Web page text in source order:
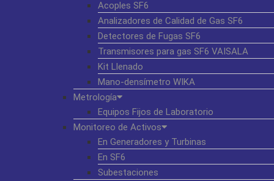
Acoples SF6
Analizadores de Calidad de Gas SF6
Detectores de Fugas SF6
Transmisores para gas SF6 VAISALA
Kit Llenado
Mano-densímetro WIKA
Metrología
Equipos Fijos de Laboratorio
Monitoreo de Activos
En Generadores y Turbinas
En SF6
Subestaciones